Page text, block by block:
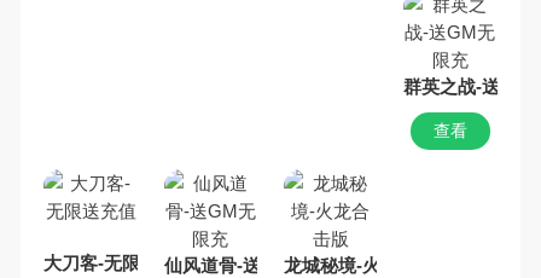
群英之战-送GM
查看
大刀客-无限送充值仙风道骨-送GM无限充龙城秘境-火龙合击版